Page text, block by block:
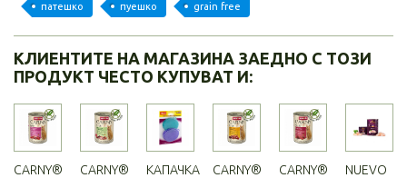
патешко пуешко grain free
КЛИЕНТИТЕ НА МАГАЗИНА ЗАЕДНО С ТОЗИ
ПРОДУКТ ЧЕСТО КУПУВАТ И:
CARNY®
CARNY®
КАПАЧКА
CARNY®
CARNY®
NUEVO